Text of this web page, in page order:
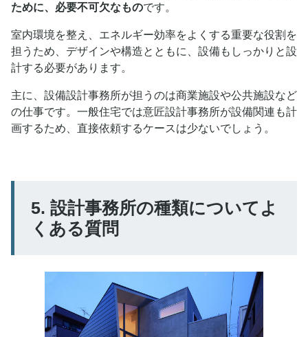
ために、必要不可欠なものです。
室内環境を整え、エネルギー効率をよくする重要な役割を
担うため、デザインや構造とともに、設備もしっかりと設
計する必要があります。
主に、設備設計事務所が担うのは商業施設や公共施設など
の仕事です。一般住宅では意匠設計事務所が設備関連も計
画するため、直接依頼するケースは少ないでしょう。
5. 設計事務所の種類についてよ
くある質問